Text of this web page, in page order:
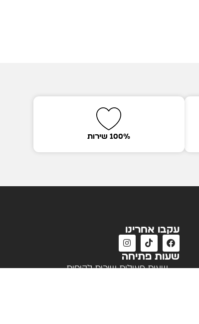
100% שירות
עקבו אחרינו
שעות פתיחה
שעות פעילות שירות לקוחות